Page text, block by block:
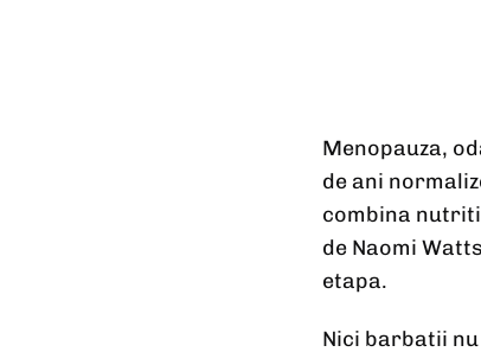
Menopauza,
de ani
combina
de Naomi
etapa.
Nici barbatii